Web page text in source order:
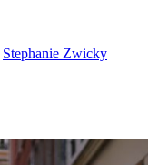
Stephanie Zwicky